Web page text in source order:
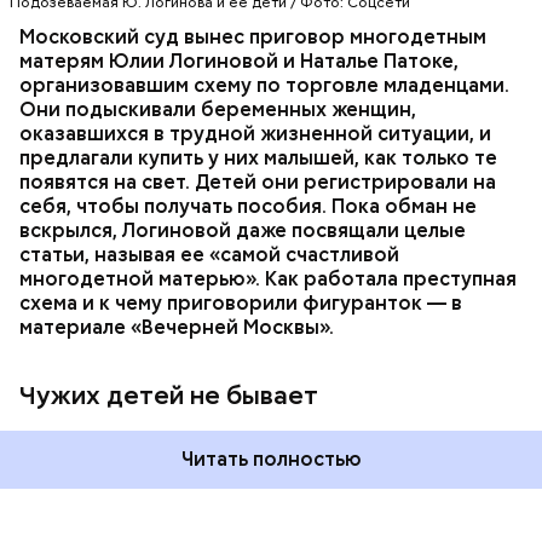
Московский суд вынес приговор многодетным
матерям Юлии Логиновой и Наталье Патоке,
организовавшим схему по торговле младенцами.
Они подыскивали беременных женщин,
оказавшихся в трудной жизненной ситуации, и
предлагали купить у них малышей, как только те
появятся на свет. Детей они регистрировали на
себя, чтобы получать пособия. Пока обман не
вскрылся, Логиновой даже посвящали целые
статьи, называя ее «самой счастливой
многодетной матерью». Как работала преступная
схема и к чему приговорили фигуранток — в
материале «Вечерней Москвы».
Чужих детей не бывает
статье женщину представляют как многодетную
мать.
Читать полностью
ПРОИСШЕСТВИЯ
РАЙОН НОВОКОСИНО
СЛЕДСТВЕННЫЙ КОМИТЕТ
ТОРГОВЛЯ ЛЮДЬМИ
МОСКВА
При поимке преступников у них были изъяты:
автомат Калашникова, 90 патронов к нему, ножи,
кастеты, резиновые дубинки, наручники, шевроны
и флаги с нацистской символикой, нацистская
литература, а также средства связи и компьютеры.
В средствах связи ФСБ нашли подтверждение
«Параграфа-88».